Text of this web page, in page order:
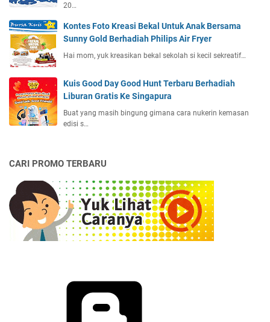
20…
Kontes Foto Kreasi Bekal Untuk Anak Bersama
Sunny Gold Berhadiah Philips Air Fryer
Hai mom, yuk kreasikan bekal sekolah si kecil sekreatif…
Kuis Good Day Good Hunt Terbaru Berhadiah
Liburan Gratis Ke Singapura
Buat yang masih bingung gimana cara nukerin kemasan
edisi s…
CARI PROMO TERBARU